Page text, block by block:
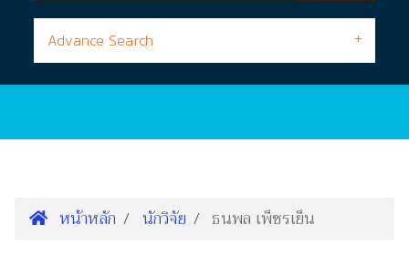
Advance Search
หน้าหลัก นักวิจัย ธนพล เพ็ชรเย็น